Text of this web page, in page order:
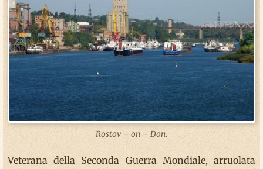
Rostov – on – Don.
Veterana della Seconda Guerra Mondiale, arruolata